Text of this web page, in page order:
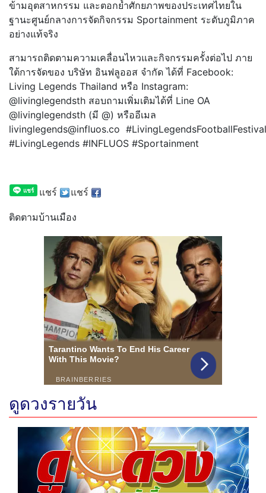
ข้ามอุตสาหกรรม และตอกย้ำศักยภาพของประเทศไทยใน
ฐานะศูนย์กลางการจัดกิจกรรม Sportainment ระดับภูมิภาค
อย่างแท้จริง
สามารถติดตามความเคลื่อนไหวและกิจกรรมครั้งต่อไป ภาย
ใต้การจัดของ บริษัท อินฟลูออส จำกัด ได้ที่ Facebook:
Living Legends Thailand หรือ Instagram:
@livinglegendsth สอบถามเพิ่มเติมได้ที่ Line OA
@livinglegendsth (มี @) หรืออีเมล
livinglegends@influos.co #LivingLegendsFootballFestival
#LivingLegends #INFLUOS #Sportainment
แชร์ แชร์
ติดตามบ้านเมือง
ดูดวงรายวัน